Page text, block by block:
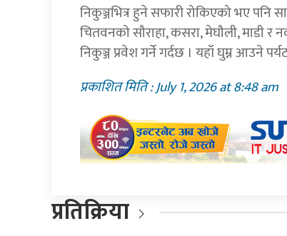
निकुञ्जभित्र हुने सफारी रोकिएको भए
चितवनको सौराहा, कसरा, मेघौली, माडी र
निकुञ्ज प्रवेश गर्ने गर्दछ । यहाँ घुम्न आउने
प्रकाशित मिति : July 1, 2026 at 8:48 am
प्रतिक्रिया